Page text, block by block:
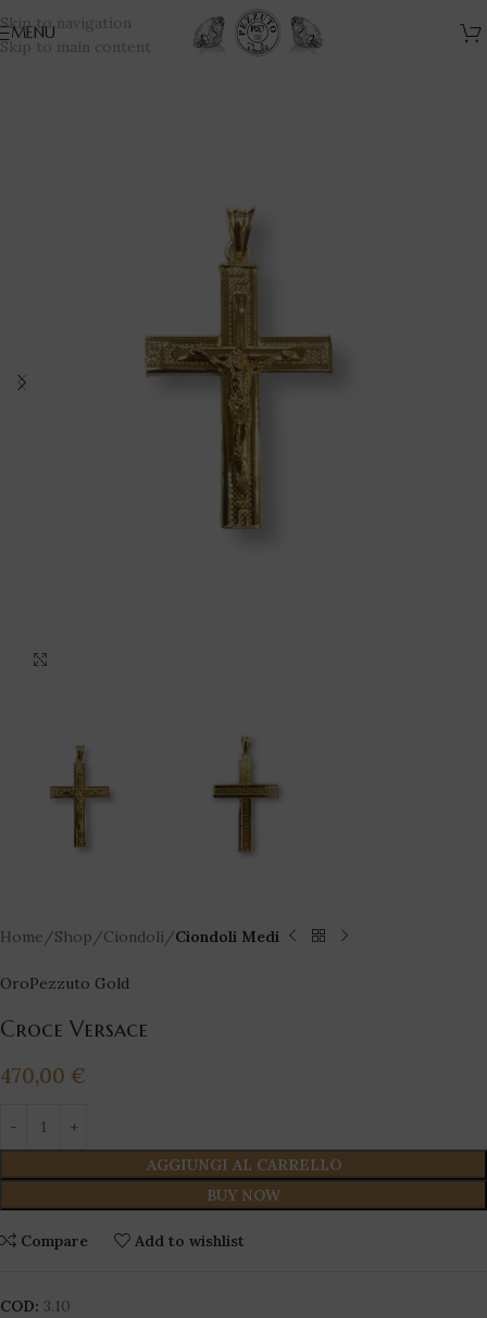
Skip to navigation
Skip to main content
MENU
Home Shop Ciondoli Ciondoli Medi
OroPezzuto Gold
Croce Versace
470,00 €
AGGIUNGI AL CARRELLO
BUY NOW
Compare Add to wishlist
COD: 3.10